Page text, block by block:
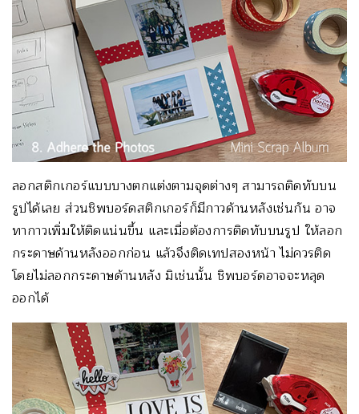
ลอกสติกเกอร์แบบบางตกแต่งตามจุดต่างๆ สามารถติดทับบน
รูปได้เลย ส่วนชิพบอร์ดสติกเกอร์ก็มีกาวด้านหลังเช่นกัน อาจ
ทากาวเพิ่มให้ติดแน่นขึ้น และเมื่อต้องการติดทับบนรูป ให้ลอก
กระดาษด้านหลังออกก่อน แล้วจึงติดเทปสองหน้า ไม่ควรติด
โดยไม่ลอกกระดาษด้านหลัง มิเช่นนั้น ชิพบอร์ดอาจจะหลุด
ออกได้